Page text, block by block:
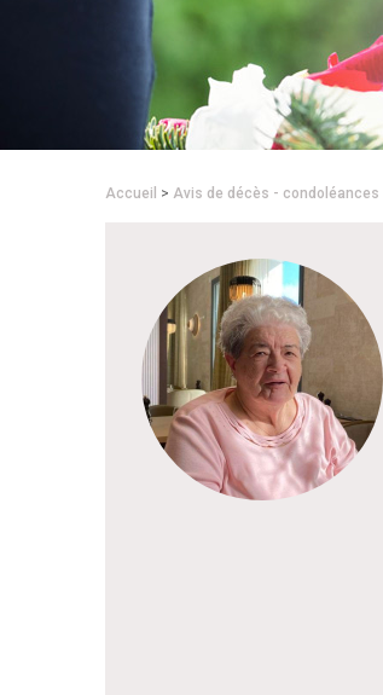
Accueil > Avis de décès - condoléances